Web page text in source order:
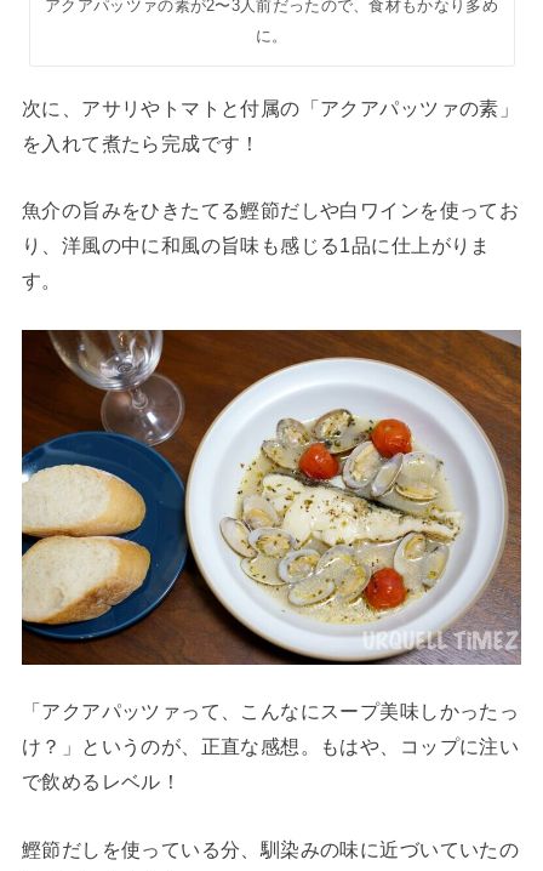
アクアパッツァの素が2〜3人前だったので、食材もかなり多め
に。
次に、アサリやトマトと付属の「アクアパッツァの素」
を入れて煮たら完成です！
魚介の旨みをひきたてる鰹節だしや白ワインを使ってお
り、洋風の中に和風の旨味も感じる1品に仕上がりま
す。
「アクアパッツァって、こんなにスープ美味しかったっ
け？」というのが、正直な感想。もはや、コップに注い
で飲めるレベル！
鰹節だしを使っている分、馴染みの味に近づいていたの